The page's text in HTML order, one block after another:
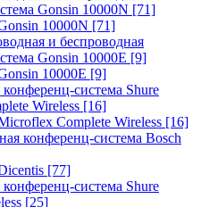
Gonsin 10000N [71]
10000N [71]
и беспроводная
Gonsin 10000E [9]
10000E [9]
система Shure
Wireless [16]
Complete Wireless [16]
конференц-система Bosch
[77]
система Shure
[25]